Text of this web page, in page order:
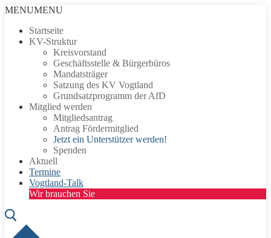
Zum
springen
Menü
Schließen
MENUMENU
Startseite
KV-Struktur
Kreisvorstand
Geschäftsstelle & Bürgerbüros
Mandatsträger
Satzung des KV Vogtland
Grundsatzprogramm der AfD
Mitglied werden
Mitgliedsantrag
Antrag Fördermitglied
Jetzt ein Unterstützer werden!
Spenden
Aktuell
Termine
Vogtland-Talk
Wir brauchen Sie